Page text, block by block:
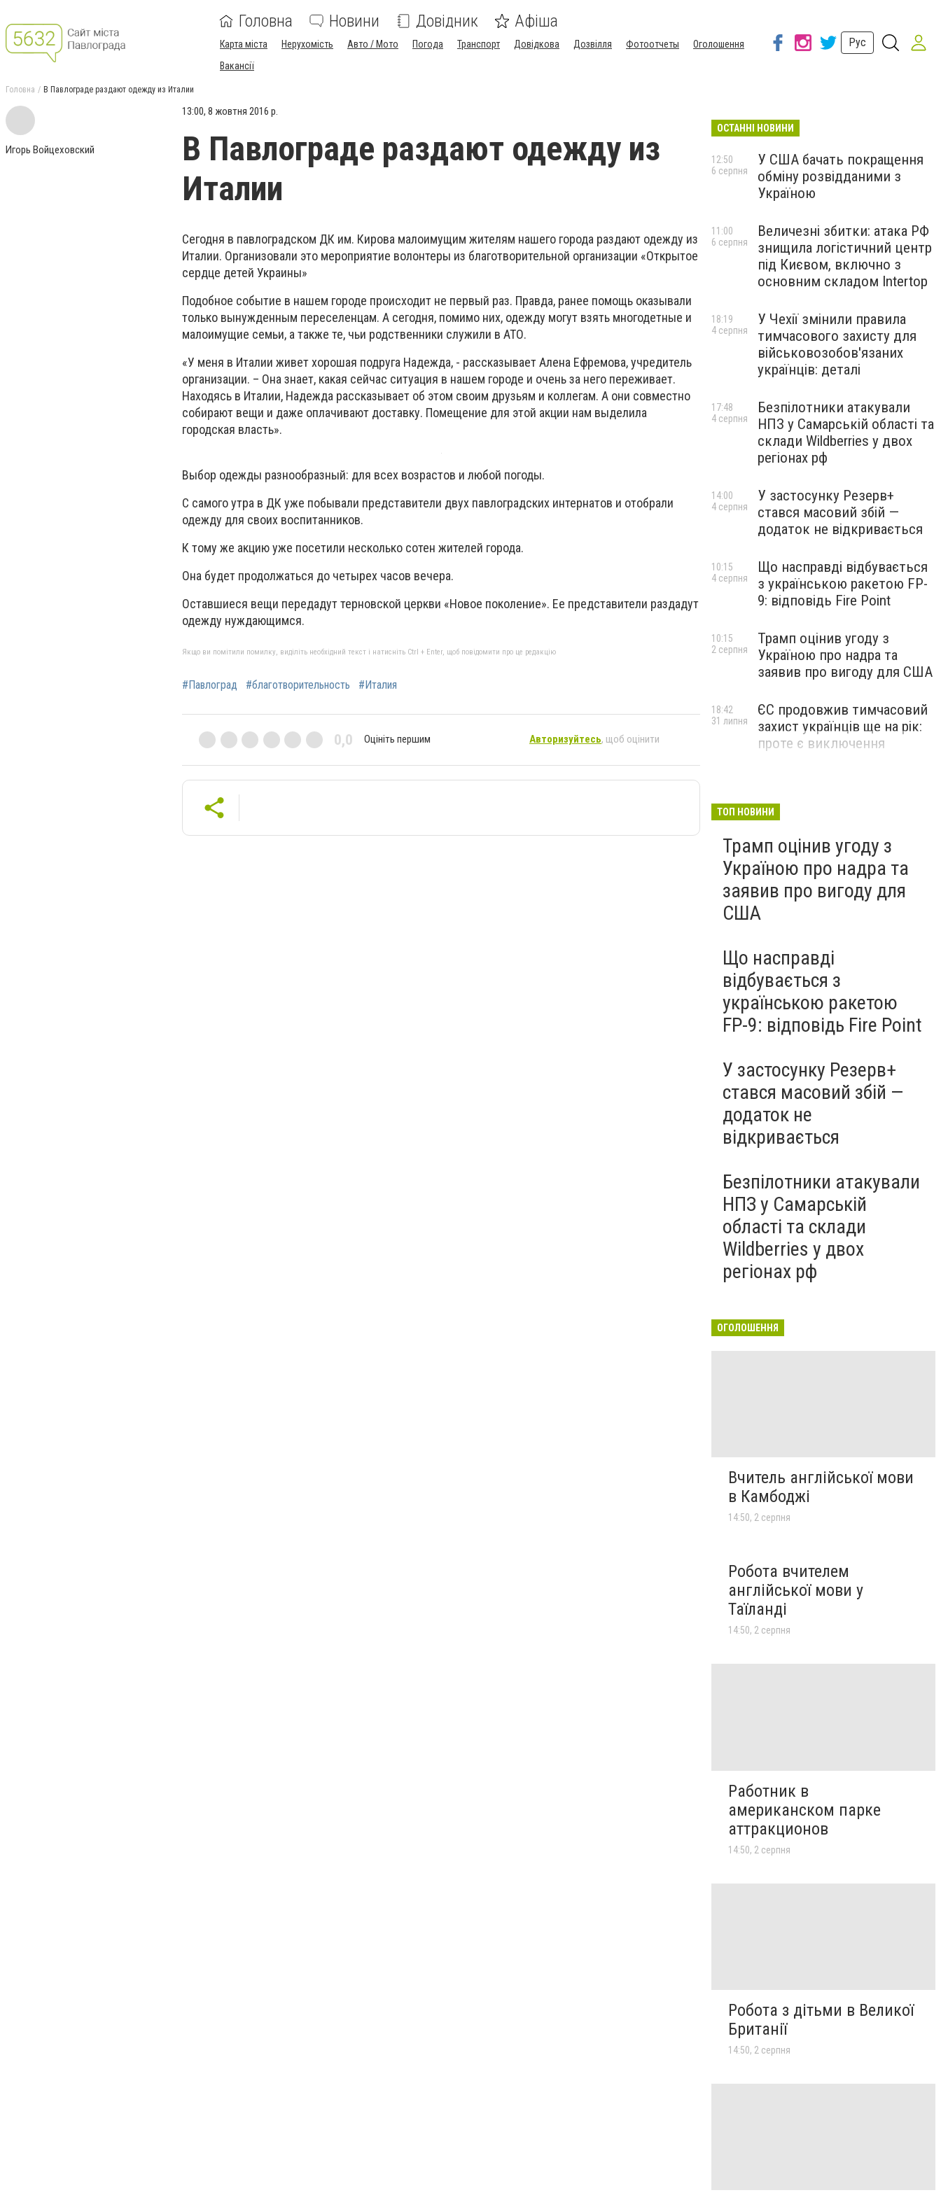
Головна Новини Довідник Афіша
Карта міста Нерухомість Авто / Мото Погода Транспорт Довідкова Дозвілля Фотоотчеты
Оголошення
Вакансії
Рус
Головна В Павлограде раздают одежду из Италии
Игорь Войцеховский
13:00, 8 жовтня 2016 р.
В Павлограде раздают одежду из
Италии
Сегодня в павлоградском ДК им. Кирова малоимущим жителям нашего города раздают одежду из
Италии. Организовали это мероприятие волонтеры из благотворительной организации «Открытое
сердце детей Украины»
Подобное событие в нашем городе происходит не первый раз. Правда, ранее помощь оказывали
только вынужденным переселенцам. А сегодня, помимо них, одежду могут взять многодетные и
малоимущие семьи, а также те, чьи родственники служили в АТО.
«У меня в Италии живет хорошая подруга Надежда, - рассказывает Алена Ефремова, учредитель
организации. – Она знает, какая сейчас ситуация в нашем городе и очень за него переживает.
Находясь в Италии, Надежда рассказывает об этом своим друзьям и коллегам. А они совместно
собирают вещи и даже оплачивают доставку. Помещение для этой акции нам выделила
городская власть».
Выбор одежды разнообразный: для всех возрастов и любой погоды.
С самого утра в ДК уже побывали представители двух павлоградских интернатов и отобрали
одежду для своих воспитанников.
К тому же акцию уже посетили несколько сотен жителей города.
Она будет продолжаться до четырех часов вечера.
Оставшиеся вещи передадут терновской церкви «Новое поколение». Ее представители раздадут
одежду нуждающимся.
Якщо ви помітили помилку, виділіть необхідний текст і натисніть Ctrl + Enter, щоб повідомити про це редакцію
#Павлоград #благотворительность #Италия
0,0 Оцініть першим Авторизуйтесь, щоб оцінити
ОСТАННІ НОВИНИ
У США бачать покращення
обміну розвідданими з
Україною
12:50
6 серпня
Величезні збитки: атака РФ
знищила логістичний центр
під Києвом, включно з
основним складом Intertop
11:00
6 серпня
У Чехії змінили правила
тимчасового захисту для
військовозобов'язаних
українців: деталі
18:19
4 серпня
Безпілотники атакували
НПЗ у Самарській області та
склади Wildberries у двох
регіонах рф
17:48
4 серпня
У застосунку Резерв+
стався масовий збій —
додаток не відкривається
14:00
4 серпня
Що насправді відбувається
з українською ракетою FP-
9: відповідь Fire Point
10:15
4 серпня
Трамп оцінив угоду з
Україною про надра та
заявив про вигоду для США
10:15
2 серпня
ЄС продовжив тимчасовий
захист українців ще на рік:
проте є виключення
18:42
31 липня
ТОП НОВИНИ
Трамп оцінив угоду з
Україною про надра та
заявив про вигоду для
США
Що насправді
відбувається з
українською ракетою
FP-9: відповідь Fire Point
У застосунку Резерв+
стався масовий збій —
додаток не
відкривається
Безпілотники атакували
НПЗ у Самарській
області та склади
Wildberries у двох
регіонах рф
ОГОЛОШЕННЯ
Вчитель англійської мови
в Камбоджі
14:50, 2 серпня
Робота вчителем
англійської мови у
Таїланді
14:50, 2 серпня
Работник в
американском парке
аттракционов
14:50, 2 серпня
Робота з дітьми в Великої
Британії
14:50, 2 серпня